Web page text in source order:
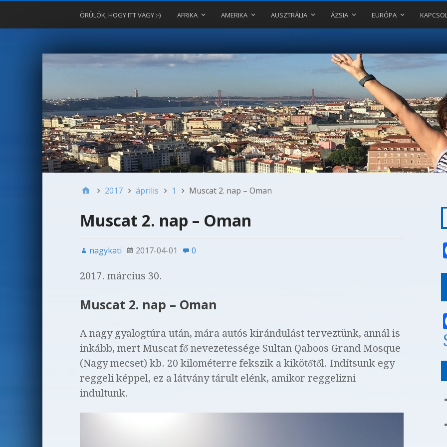
ÖRÜLÖK, HOGY ITT VAGY :-) AFRIKA AMERIKA AUSZTRÁLIA ÁZSIA EURÓPA
2017 április 1 Muscat 2. nap – Oman
Muscat 2. nap – Oman
nagykati 2017-04-01 0
2017. március 30.
Muscat 2. nap – Oman
A nagy gyalogtúra után, mára autós kirándulást terveztünk, annál is
inkább, mert Muscat fő nevezetessége Sultan Qaboos Grand Mosque
(Nagy mecset) kb. 20 kilométerre fekszik a kikötőtől. Indítsunk egy
reggeli képpel, ez a látvány tárult elénk, amikor reggelizni
indultunk.